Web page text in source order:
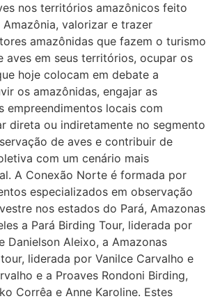
nos territórios amazônicos feito
valorizar e trazer
amazônidas que fazem o turismo
aves em seus territórios, ocupar os
hoje colocam em debate a
os amazônidas, engajar as
empreendimentos locais com
direta ou indiretamente no segmento
de aves e contribuir de
com um cenário mais
A Conexão Norte é formada por
especializados em observação
nos estados do Pará, Amazonas
a Pará Birding Tour, liderada por
Danielson Aleixo, a Amazonas
liderada por Vanilce Carvalho e
e a Proaves Rondoni Birding,
Corrêa e Anne Karoline. Estes